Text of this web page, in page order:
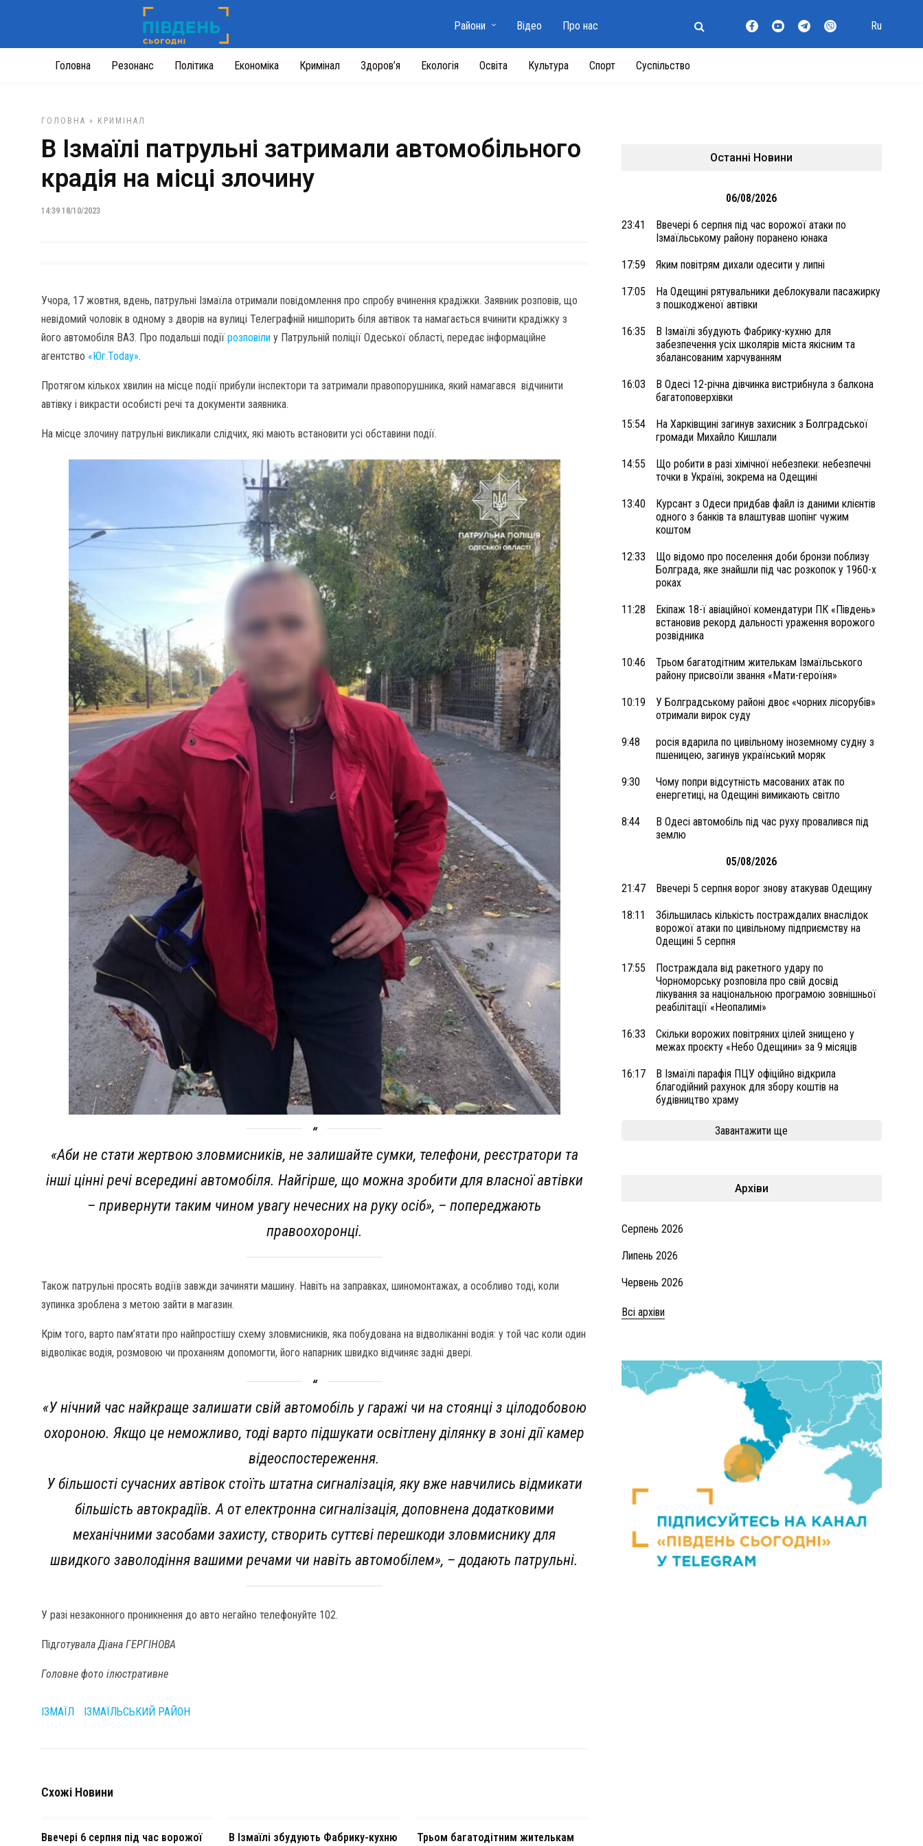
Головна Резонанс Політика Економіка Кримінал Здоров’я Екологія Освіта Культура Спорт Суспільство
Райони Відео Про нас Ru
ГОЛОВНА » КРИМІНАЛ
В Ізмаїлі патрульні затримали автомобільного
крадія на місці злочину
14:39 18/10/2023
Учора, 17 жовтня, вдень, патрульні Ізмаїла отримали повідомлення про спробу вчинення крадіжки. Заявник розповів, що
невідомий чоловік в одному з дворів на вулиці Телеграфній нишпорить біля автівок та намагається вчинити крадіжку з
його автомобіля ВАЗ. Про подальші події розповіли у Патрульній поліції Одеської області, передає інформаційне
агентство «Юг.Today».
Протягом кількох хвилин на місце події прибули інспектори та затримали правопорушника, який намагався відчинити
автівку і викрасти особисті речі та документи заявника.
На місце злочину патрульні викликали слідчих, які мають встановити усі обставини події.
«Аби не стати жертвою зловмисників, не залишайте сумки, телефони, реєстратори та
інші цінні речі всередині автомобіля. Найгірше, що можна зробити для власної автівки
– привернути таким чином увагу нечесних на руку осіб», – попереджають
правоохоронці.
Також патрульні просять водіїв завжди зачиняти машину. Навіть на заправках, шиномонтажах, а особливо тоді, коли
зупинка зроблена з метою зайти в магазин.
Крім того, варто пам’ятати про найпростішу схему зловмисників, яка побудована на відволіканні водія: у той час коли один
відволікає водія, розмовою чи проханням допомогти, його напарник швидко відчиняє задні двері.
«У нічний час найкраще залишати свій автомобіль у гаражі чи на стоянці з цілодобовою
охороною. Якщо це неможливо, тоді варто підшукати освітлену ділянку в зоні дії камер
відеоспостереження.
У більшості сучасних автівок стоїть штатна сигналізація, яку вже навчились відмикати
більшість автокрадіїв. А от електронна сигналізація, доповнена додатковими
механічними засобами захисту, створить суттєві перешкоди зловмиснику для
швидкого заволодіння вашими речами чи навіть автомобілем», – додають патрульні.
У разі незаконного проникнення до авто негайно телефонуйте 102.
Підготувала Діана ГЕРГІНОВА
Головне фото ілюстративне
ІЗМАЇЛ ІЗМАЇЛЬСЬКИЙ РАЙОН
Схожі Новини
Ввечері 6 серпня під час ворожої В Ізмаїлі збудують Фабрику-кухню Трьом багатодітним жителькам
Останні Новини
06/08/2026
23:41
Ввечері 6 серпня під час ворожої атаки по
Ізмаїльському району поранено юнака
17:59 Яким повітрям дихали одесити у липні
17:05
На Одещині рятувальники деблокували пасажирку
з пошкодженої автівки
16:35
В Ізмаїлі збудують Фабрику-кухню для
забезпечення усіх школярів міста якісним та
збалансованим харчуванням
16:03
В Одесі 12-річна дівчинка вистрибнула з балкона
багатоповерхівки
15:54
На Харківщині загинув захисник з Болградської
громади Михайло Кишлали
14:55
Що робити в разі хімічної небезпеки: небезпечні
точки в Україні, зокрема на Одещині
13:40
Курсант з Одеси придбав файл із даними клієнтів
одного з банків та влаштував шопінг чужим
коштом
12:33
Що відомо про поселення доби бронзи поблизу
Болграда, яке знайшли під час розкопок у 1960-х
роках
11:28
Екіпаж 18-ї авіаційної комендатури ПК «Південь»
встановив рекорд дальності ураження ворожого
розвідника
10:46
Трьом багатодітним жителькам Ізмаїльського
району присвоїли звання «Мати-героїня»
10:19
У Болградському районі двоє «чорних лісорубів»
отримали вирок суду
9:48
росія вдарила по цивільному іноземному судну з
пшеницею, загинув український моряк
9:30
Чому попри відсутність масованих атак по
енергетиці, на Одещині вимикають світло
8:44
В Одесі автомобіль під час руху провалився під
землю
05/08/2026
21:47 Ввечері 5 серпня ворог знову атакував Одещину
18:11
Збільшилась кількість постраждалих внаслідок
ворожої атаки по цивільному підприємству на
Одещині 5 серпня
17:55
Постраждала від ракетного удару по
Чорноморську розповіла про свій досвід
лікування за національною програмою зовнішньої
реабілітації «Неопалимі»
16:33
Скільки ворожих повітряних цілей знищено у
межах проєкту «Небо Одещини» за 9 місяців
16:17
В Ізмаїлі парафія ПЦУ офіційно відкрила
благодійний рахунок для збору коштів на
будівництво храму
Завантажити ще
Архіви
Серпень 2026
Липень 2026
Червень 2026
Всі архіви